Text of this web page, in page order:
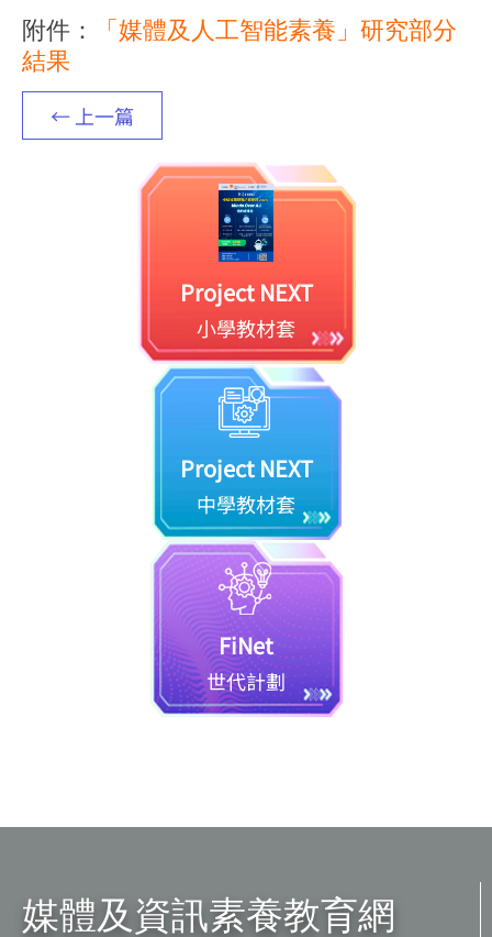
附件：
「媒體及人工智能素養」研究部分
結果
← 上一篇
Project NEXT
小學教材套
Project NEXT
中學教材套
FiNet
世代計劃
媒體及資訊素養教育網